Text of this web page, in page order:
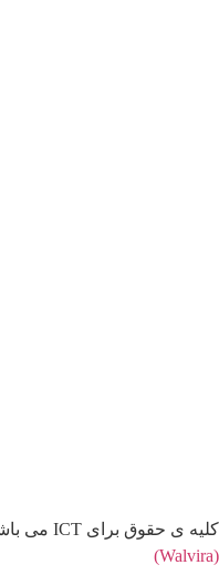
کلیه ی حقوق برای ICT می باشد طراحی و توسعه توسط
(Walvira)